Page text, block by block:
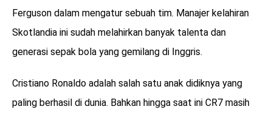
benefit
Ferguson dalam mengatur sebuah tim. Manajer kelahiran
Skotlandia ini sudah melahirkan banyak talenta dan
generasi sepak bola yang gemilang di Inggris.
Cristiano Ronaldo adalah salah satu anak didiknya yang
paling berhasil di dunia. Bahkan hingga saat ini CR7 masih